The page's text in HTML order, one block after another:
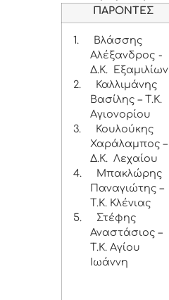
ΠΑΡΟΝΤΕΣ
1.
Βλάσσης
Αλέξανδρος -
Δ.Κ. Εξαμιλίων
2.
Καλλιμάνης
Βασίλης – Τ.Κ.
Αγιονορίου
3.
Κουλούκης
Χαράλαμπος –
Δ.Κ. Λεχαίου
4.
Μπακλώρης
Παναγιώτης –
Τ.Κ. Κλένιας
5.
Στέφης
Αναστάσιος –
Τ.Κ. Αγίου
Ιωάννη